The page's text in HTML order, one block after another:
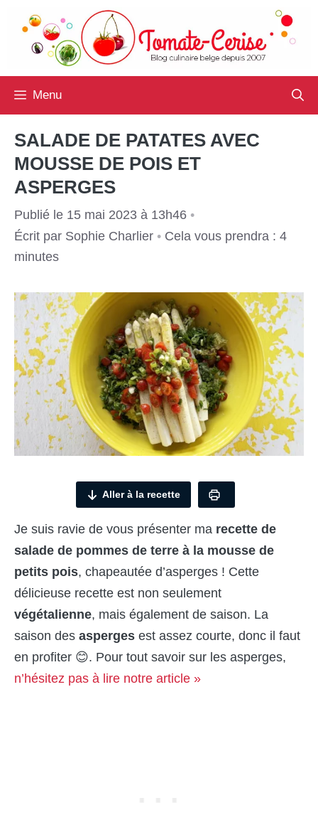
contenu
Menu
SALADE DE PATATES AVEC
MOUSSE DE POIS ET
ASPERGES
Publié le 15 mai 2023 à 13h46 •
Écrit par Sophie Charlier • Cela vous prendra : 4
minutes
Aller à la recette
Je suis ravie de vous présenter ma recette de
salade de pommes de terre à la mousse de
petits pois, chapeautée d’asperges ! Cette
délicieuse recette est non seulement
végétalienne, mais également de saison. La
saison des asperges est assez courte, donc il faut
en profiter 😊. Pour tout savoir sur les asperges,
n’hésitez pas à lire notre article »